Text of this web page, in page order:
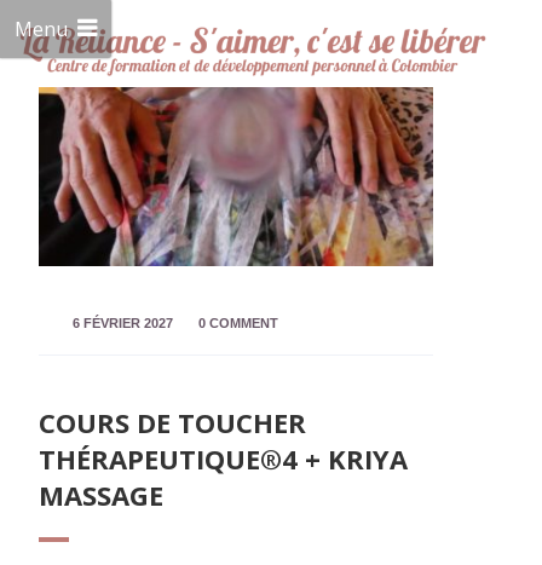
Menu
6 FÉVRIER 2027 0 COMMENT
COURS DE TOUCHER
THÉRAPEUTIQUE®4 + KRIYA
MASSAGE